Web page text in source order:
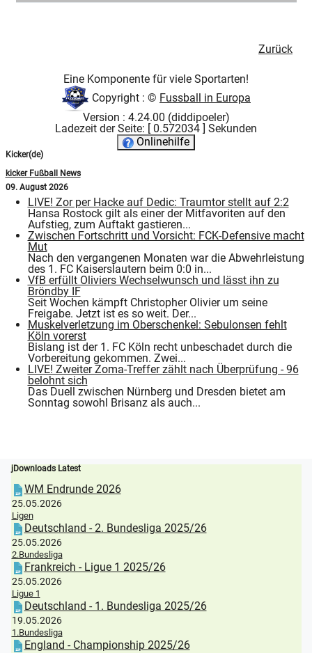
Zurück
Eine Komponente für viele Sportarten!
Copyright : © Fussball in Europa
Version : 4.24.00 (diddipoeler)
Ladezeit der Seite: [ 0.572034 ] Sekunden
Onlinehilfe
Kicker(de)
kicker Fußball News
09. August 2026
LIVE! Zor per Hacke auf Dedic: Traumtor stellt auf 2:2
Hansa Rostock gilt als einer der Mitfavoriten auf den
Aufstieg, zum Auftakt gastieren...
Zwischen Fortschritt und Vorsicht: FCK-Defensive macht
Mut
Nach den vergangenen Monaten war die Abwehrleistung
des 1. FC Kaiserslautern beim 0:0 in...
VfB erfüllt Oliviers Wechselwunsch und lässt ihn zu
Bröndby IF
Seit Wochen kämpft Christopher Olivier um seine
Freigabe. Jetzt ist es so weit. Der...
Muskelverletzung im Oberschenkel: Sebulonsen fehlt
Köln vorerst
Bislang ist der 1. FC Köln recht unbeschadet durch die
Vorbereitung gekommen. Zwei...
LIVE! Zweiter Zoma-Treffer zählt nach Überprüfung - 96
belohnt sich
Das Duell zwischen Nürnberg und Dresden bietet am
Sonntag sowohl Brisanz als auch...
jDownloads Latest
WM Endrunde 2026
25.05.2026
Ligen
Deutschland - 2. Bundesliga 2025/26
25.05.2026
2.Bundesliga
Frankreich - Ligue 1 2025/26
25.05.2026
Ligue 1
Deutschland - 1. Bundesliga 2025/26
19.05.2026
1.Bundesliga
England - Championship 2025/26